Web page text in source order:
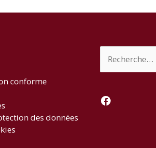
conforme
des données
Facebook